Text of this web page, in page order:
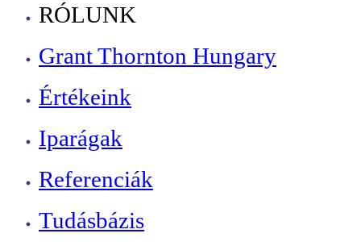
RÓLUNK
Grant Thornton Hungary
Értékeink
Iparágak
Referenciák
Tudásbázis